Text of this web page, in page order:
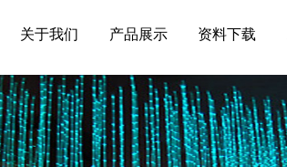
关于我们 产品展示 资料下载